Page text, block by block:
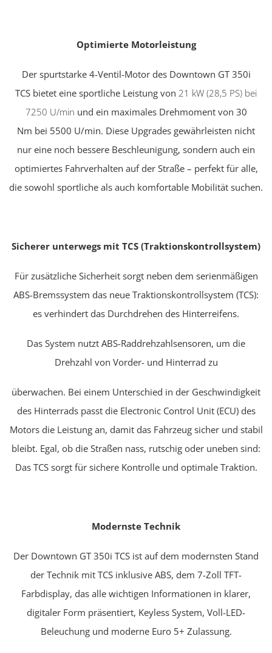
Optimierte Motorleistung
Der spurtstarke 4-Ventil-Motor des Downtown GT 350i
TCS bietet eine sportliche Leistung von 21 kW (28,5 PS) bei
7250 U/min und ein maximales Drehmoment von 30
Nm bei 5500 U/min. Diese Upgrades gewährleisten nicht
nur eine noch bessere Beschleunigung, sondern auch ein
optimiertes Fahrverhalten auf der Straße – perfekt für alle,
die sowohl sportliche als auch komfortable Mobilität suchen.
Sicherer unterwegs mit TCS (Traktionskontrollsystem)
Für zusätzliche Sicherheit sorgt neben dem serienmäßigen
ABS-Bremssystem das neue Traktionskontrollsystem (TCS):
es verhindert das Durchdrehen des Hinterreifens.
Das System nutzt ABS-Raddrehzahlsensoren, um die
Drehzahl von Vorder- und Hinterrad zu
überwachen. Bei einem Unterschied in der Geschwindigkeit
des Hinterrads passt die Electronic Control Unit(ECU) des
Motors die Leistung an, damit das Fahrzeug sicher und stabil
bleibt. Egal, ob die Straßen nass, rutschig oder uneben sind:
Das TCS sorgt für sichere Kontrolle und optimale Traktion.
Modernste Technik
Der Downtown GT 350i TCS ist auf dem modernsten Stand
der Technik mit TCS inklusive ABS, dem 7-Zoll TFT-
Farbdisplay, das alle wichtigen Informationen in klarer,
digitaler Form präsentiert, Keyless System, Voll-LED-
Beleuchung und moderne Euro 5+ Zulassung.